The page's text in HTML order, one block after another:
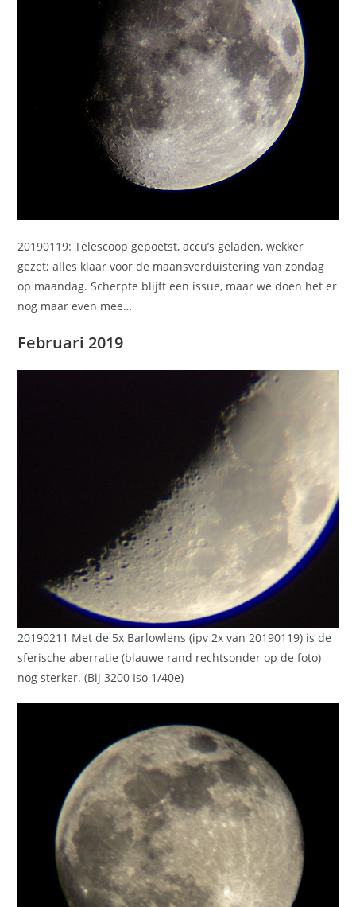
20190119: Telescoop gepoetst, accu’s geladen, wekker
gezet; alles klaar voor de maansverduistering van zondag
op maandag. Scherpte blijft een issue, maar we doen het er
nog maar even mee…
Februari 2019
20190211 Met de 5x Barlowlens (ipv 2x van 20190119) is de
sferische aberratie (blauwe rand rechtsonder op de foto)
nog sterker. (Bij 3200 Iso 1/40e)